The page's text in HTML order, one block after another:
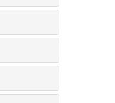
ク)
ック)